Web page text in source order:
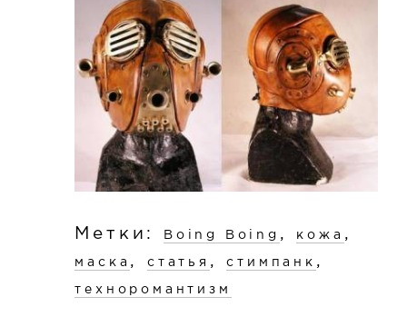
Метки: Boing Boing , кожа ,
маска ,статья ,стимпанк ,
техноромантизм